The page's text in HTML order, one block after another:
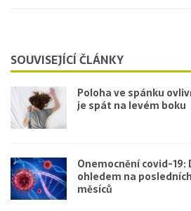
SOUVISEJÍCÍ ČLÁNKY
Poloha ve spánku
je spát na levém boku
Onemocnění covid-
ohledem na
měsíců